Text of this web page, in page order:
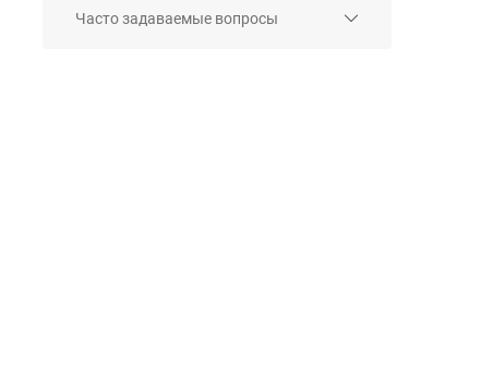
Часто задаваемые вопросы